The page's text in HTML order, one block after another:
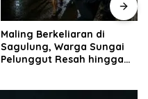
Maling Berkeliaran di
Sagulung, Warga Sungai
Pelunggut Resah hingga